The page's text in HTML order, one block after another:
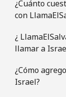
¿Cuánto
con
¿
llamar a
¿Cómo
Israel?